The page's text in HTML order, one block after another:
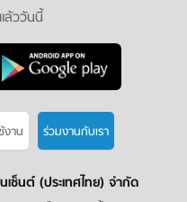
ล้ววันนี้
งาน ร่วมงานกับเรา
ซ็นต์ (ประเทศไทย) จำกัด